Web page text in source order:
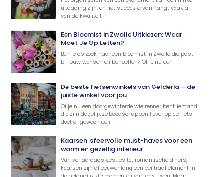
uitdaging zijn, en het succes ervan hangt vaak af
van de kwaliteit
Een Bloemist in Zwolle Uitkiezen: Waar
Moet Je Op Letten?
Ben je op zoek naar een bloemist in Zwolle die past
bij jouw wensen en behoeften? Of je nu een
De beste fietsenwinkels van Gelderla – de
juiste winkel voor jou
Of je nu een doorgewinterde wielrenner bent, iemand
die zijn dagelijkse boodschappen liever op de fiets
doet of gewoon een
Kaarsen: sfeervolle must-haves voor een
warm en gezellig interieur
Van verjaardagsfeestjes tot romantische diners,
kaarsen zijn al eeuwenlang een centraal element in